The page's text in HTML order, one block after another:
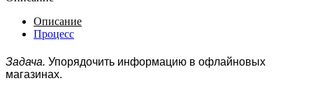
Описание
Процесс
Задача. Упорядочить информацию в офлайновых
магазинах.